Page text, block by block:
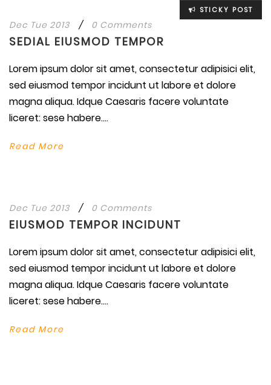
STICKY POST
Dec Tue 2013 / 0 Comments
SEDIAL EIUSMOD TEMPOR
Lorem ipsum dolor sit amet, consectetur adipisici elit,
sed eiusmod tempor incidunt ut labore et dolore
magna aliqua. Idque Caesaris facere voluntate
liceret: sese habere....
Read More
Dec Tue 2013 / 0 Comments
EIUSMOD TEMPOR INCIDUNT
Lorem ipsum dolor sit amet, consectetur adipisici elit,
sed eiusmod tempor incidunt ut labore et dolore
magna aliqua. Idque Caesaris facere voluntate
liceret: sese habere....
Read More